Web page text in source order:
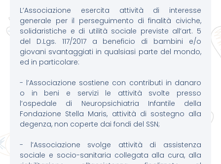
L’Associazione esercita attività di interesse
generale per il perseguimento di finalità civiche,
solidaristiche e di utilità sociale previste all’art. 5
del D.Lgs. 117/2017 a beneficio di bambini e/o
giovani svantaggiati in qualsiasi parte del mondo,
ed in particolare:
- l’Associazione sostiene con contributi in danaro
o in beni e servizi le attività svolte presso
l’ospedale di Neuropsichiatria Infantile della
Fondazione Stella Maris, attività di sostegno alla
degenza, non coperte dai fondi del SSN;
- l’Associazione svolge attività di assistenza
sociale e socio-sanitaria collegata alla cura, alla